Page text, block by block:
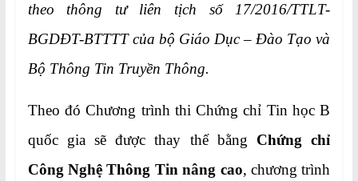
theo thông tư liên tịch số 17/2016/TTLT-
BGDĐT-BTTTT của bộ Giáo Dục – Đào Tạo và
Bộ Thông Tin Truyền Thông.
Theo đó Chương trình thi Chứng chỉ Tin học B
quốc gia sẽ được thay thế bằng Chứng chỉ
Công Nghệ Thông Tin nâng cao, chương trình